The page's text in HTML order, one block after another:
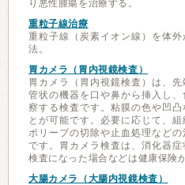
り悪性腫瘍を治療する。
重粒子線治療
重粒子線（炭素イオン線）を体
法。
胃カメラ（胃内視鏡検査）
胃カメラ（胃内視鏡検査）は、
管状の機器を口や鼻から挿入し
察する検査です。粘膜の色や凹
とが可能です。必要に応じて、
ポリープの切除や止血処理など
です。胃カメラ検査は、消化器
検査になった場合などは健康保険
大腸カメラ（大腸内視鏡検査）